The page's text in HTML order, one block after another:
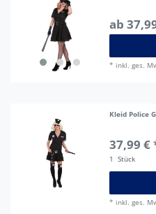
ab
* inkl. ges.
Kleid Police
37,99 €
1 Stück
* inkl. ges.